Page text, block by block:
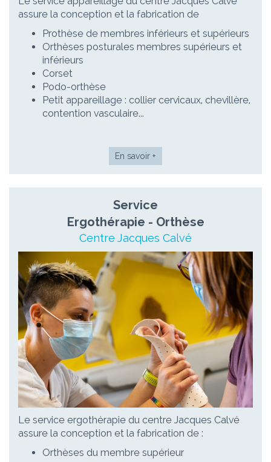
assure la conception et la fabrication de
Prothèse de membres inférieurs et supérieurs
Orthèses posturales membres supérieurs et
inférieurs
Corset
Podo-orthèse
Petit appareillage : collier cervicaux, chevillère,
contention vasculaire...
En savoir +
Service
Ergothérapie - Orthèse
Centre Jacques Calvé
Le service ergothérapie du centre Jacques Calvé
assure la conception et la fabrication de :
Orthèses du membre supérieur